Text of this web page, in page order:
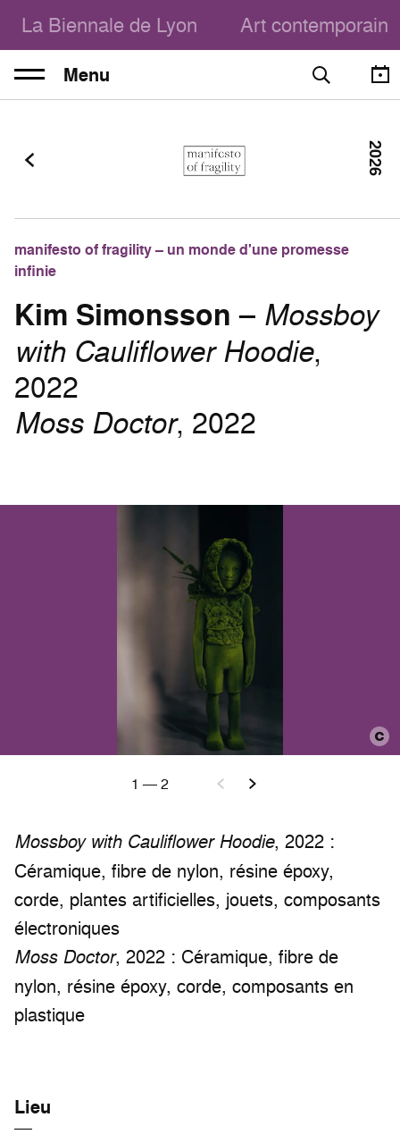
La Biennale de Lyon Art contemporain
Menu
manifesto of fragility – un monde d'une promesse
infinie
Kim Simonsson – Mossboy
with Cauliflower Hoodie,
2022
Moss Doctor, 2022
2026
Mossboy with Cauliflower Hoodie, 2022 :
Céramique, fibre de nylon, résine époxy,
corde, plantes artificielles, jouets, composants
électroniques
Moss Doctor, 2022 : Céramique, fibre de
nylon, résine époxy, corde, composants en
plastique
1 —2
Lieu